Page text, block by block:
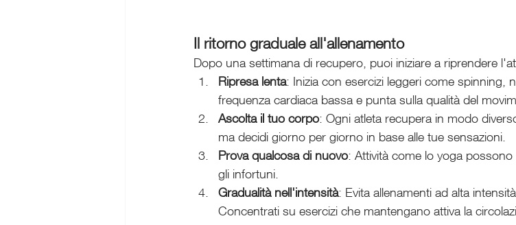
Il ritorno graduale all'allenamento
Dopo una settimana di recupero, puoi iniziare a riprendere
Ripresa lenta: Inizia con esercizi leggeri come spinning,
frequenza cardiaca bassa e punta sulla qualità del
Ascolta il tuo corpo: Ogni atleta recupera in modo
ma decidi giorno per giorno in base alle tue sensazioni.
Prova qualcosa di nuovo: Attività come lo yoga
gli infortuni.
Gradualità nell'intensità: Evita allenamenti ad alta
Concentrati su esercizi che mantengano attiva la